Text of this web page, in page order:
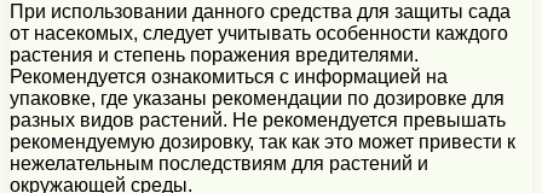
При использовании данного средства для защиты сада
от насекомых, следует учитывать особенности каждого
растения и степень поражения вредителями.
Рекомендуется ознакомиться с информацией на
упаковке, где указаны рекомендации по дозировке для
разных видов растений. Не рекомендуется превышать
рекомендуемую дозировку, так как это может привести к
нежелательным последствиям для растений и
окружающей среды.